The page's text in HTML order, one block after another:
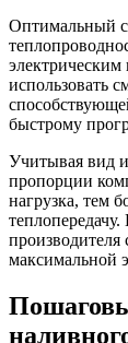
Оптимальный
использовать
быстрому
Учитывая вид
пропорции
нагрузка, тем
производителя
максимальной